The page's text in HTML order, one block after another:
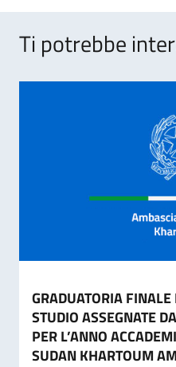
Ti potrebbe
GRADUATORIA FINALE
STUDIO ASSEGNATE
PER L’ANNO
SUDAN KHARTOUM